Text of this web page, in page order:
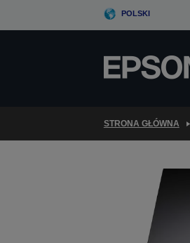
POLSKI
STRONA GŁÓWNA